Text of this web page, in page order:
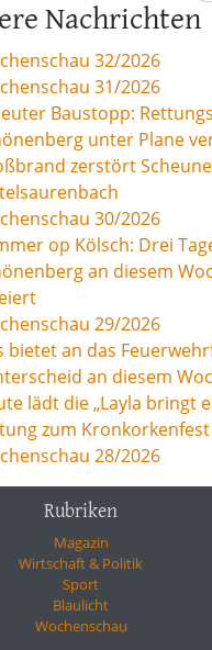
Nachrichten
32/2026
31/2026
Baustopp:
unter Plane
zerstört
30/2026
op Kölsch: Drei
an diesem
29/2026
bietet an das
an diesem
lädt die „Layla bringt
zum Kronkorkenfest
28/2026
Rubriken
Magazin
Wirtschaft & Politik
Sport
Blaulicht
Wochenschau